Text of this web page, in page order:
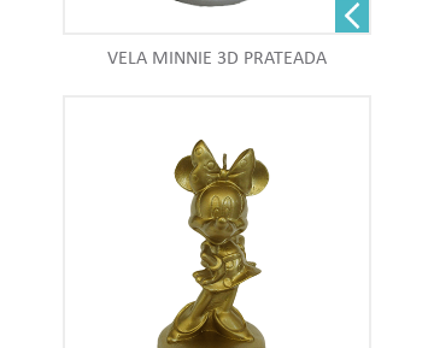
VELA MINNIE 3D PRATEADA